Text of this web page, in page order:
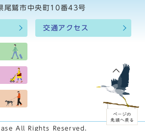
鷲市中央町10番43号
交通アクセス
All Rights Reserved.